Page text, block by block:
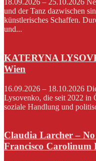
18.09.2026 – 25.10.2026
und der Tanz dazwischen
künstlerisches Schaffen.
und...
KATERYNA
Wien
16.09.2026 – 18.10.2026
Lysovenko, die seit 2022 in
soziale Handlung und
Claudia Larcher –
Francisco Carolinum